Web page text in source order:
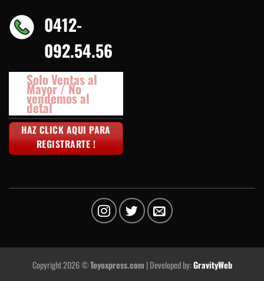
0412-
092.54.56
Solo Ventas al
Mayor / No
vendemos al
detal
HAZ CLICK AQUI PARA
REGISTRARTE !
Copyright 2026 ©Toyoxpress.com | Developed by:GravityWeb